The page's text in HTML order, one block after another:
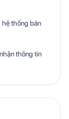
hệ thống bán
thông tin